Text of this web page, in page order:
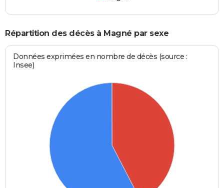
Répartition des décès à Magné par sexe
Données exprimées en nombre de décès (source :
Insee)